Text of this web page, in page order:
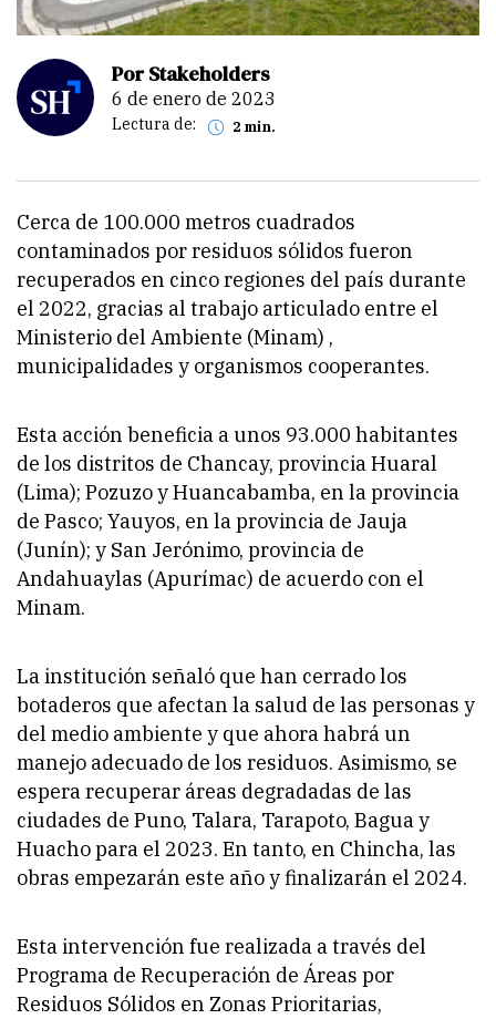
Por Stakeholders
6 de enero de 2023
Lectura de: 2 min.
Cerca de 100.000 metros cuadrados
contaminados por residuos sólidos fueron
recuperados en cinco regiones del país durante
el 2022, gracias al trabajo articulado entre el
Ministerio del Ambiente (Minam) ,
municipalidades y organismos cooperantes.
Esta acción beneficia a unos 93.000 habitantes
de los distritos de Chancay, provincia Huaral
(Lima); Pozuzo y Huancabamba, en la provincia
de Pasco; Yauyos, en la provincia de Jauja
(Junín); y San Jerónimo, provincia de
Andahuaylas (Apurímac) de acuerdo con el
Minam.
La institución señaló que han cerrado los
botaderos que afectan la salud de las personas y
del medio ambiente y que ahora habrá un
manejo adecuado de los residuos. Asimismo, se
espera recuperar áreas degradadas de las
ciudades de Puno, Talara, Tarapoto, Bagua y
Huacho para el 2023. En tanto, en Chincha, las
obras empezarán este año y finalizarán el 2024.
Esta intervención fue realizada a través del
Programa de Recuperación de Áreas por
Residuos Sólidos en Zonas Prioritarias,